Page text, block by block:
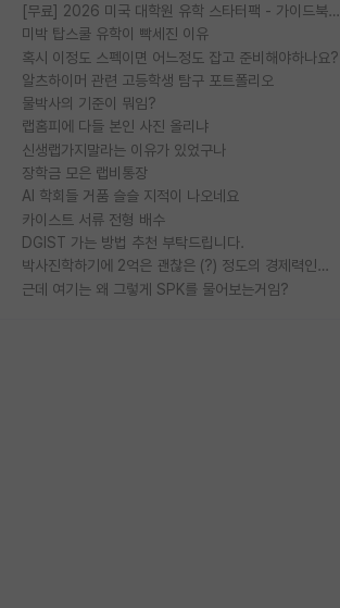
[무료] 2026 미국 대학원 유학 스타터팩 - 가이드북 & 합격자 컨택메일 템플릿
미박 탑스쿨 유학이 빡세진 이유
혹시 이정도 스펙이면 어느정도 잡고 준비해야하나요?
알츠하이머 관련 고등학생 탐구 포트폴리오
물박사의 기준이 뭐임?
랩홈피에 다들 본인 사진 올리냐
신생랩가지말라는 이유가 있었구나
장학금 모은 랩비통장
AI 학회들 거품 슬슬 지적이 나오네요
카이스트 서류 전형 배수
DGIST 가는 방법 추천 부탁드립니다.
박사진학하기에 2억은 괜찮은 (?) 정도의 경제력인가요
근데 여기는 왜 그렇게 SPK를 물어보는거임?